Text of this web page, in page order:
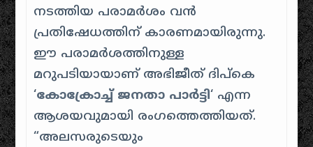
നടത്തിയ പരാമർശം വൻ
പ്രതിഷേധത്തിന് കാരണമായിരുന്നു.
ഈ പരാമർശത്തിനുള്ള
മറുപടിയായാണ് അഭിജീത് ദിപ്കെ
‘കോക്രോച്ച് ജനതാ പാർട്ടി‘ എന്ന
ആശയവുമായി രംഗത്തെത്തിയത്.
“അലസരുടെയും